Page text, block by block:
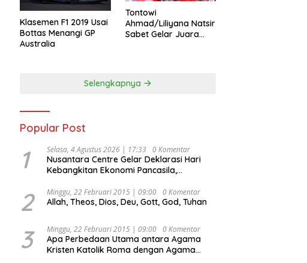
Klasemen F1 2019 Usai
Bottas Menangi GP
Australia
Tontowi
Ahmad/Liliyana Natsir
Sabet Gelar Juara
Selengkapnya
Popular Post
1 Selasa, 4 Agustus 2026 | 17:33 0 Komentar
Nusantara Centre Gelar Deklarasi Hari
Kebangkitan Ekonomi Pancasila,
Djojohadikusumo Anti Penjajahan
(Pergolakan Ekonomi Politik Indonesia) &
Undang Perekonomian Nasional dan
Kesejahteraan Sosial dalam Menata
Bangsa Menuju Indonesia Emas 2045”,
2 Minggu, 22 Februari 2015 | 09:00 0 Komentar
Allah, Theos, Dios, Deu, Gott, God, Tuhan
3 Minggu, 22 Februari 2015 | 09:00 0 Komentar
Apa Perbedaan Utama antara Agama
Kristen Katolik Roma dengan Agama